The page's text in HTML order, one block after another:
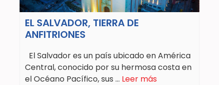
EL SALVADOR, TIERRA DE
ANFITRIONES
El Salvador es un país ubicado en América
Central, conocido por su hermosa costa en
el Océano Pacífico, sus ... Leer más